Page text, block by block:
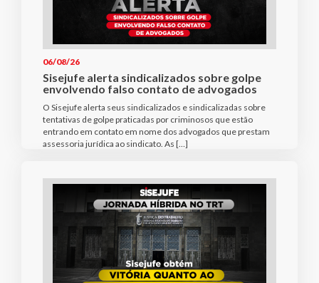
06/08/26
Sisejufe alerta sindicalizados sobre golpe
envolvendo falso contato de advogados
O Sisejufe alerta seus sindicalizados e sindicalizadas sobre
tentativas de golpe praticadas por criminosos que estão
entrando em contato em nome dos advogados que prestam
assessoria jurídica ao sindicato. As […]